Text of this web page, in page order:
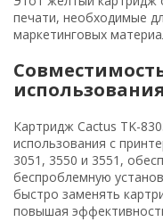
печати, необходимые
маркетинговых
использования
Картридж Cactus TK-
использования с
3051, 3550 и 3551,
беспроблемную
быстро заменять
повышая